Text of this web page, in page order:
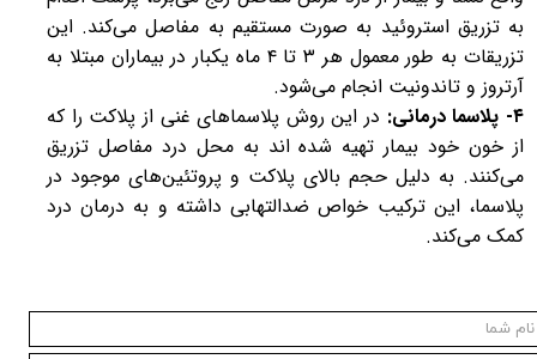
به تزریق استروئید به صورت مستقیم به مفاصل می‌کند. این
تزریقات به طور معمول هر ۳ تا ۴ ماه یکبار در بیماران مبتلا به
آرتروز و تاندونیت انجام می‌شود.
۴- پلاسما درمانی:
در این روش پلاسماهای غنی از پلاکت را که
از خون خود بیمار تهیه شده اند به محل درد مفاصل تزریق
می‌کنند. به دلیل حجم بالای پلاکت و پروتئین‌های موجود در
پلاسما، این ترکیب خواص ضدالتهابی داشته و به درمان درد
کمک می‌کند.